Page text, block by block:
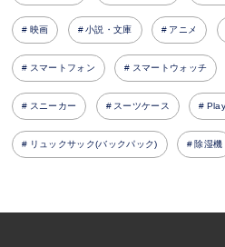
映画 小説・文庫 アニメ
スマートフォン スマートウォッチ
スニーカー スーツケース
リュックサック(バックパック) 除湿機